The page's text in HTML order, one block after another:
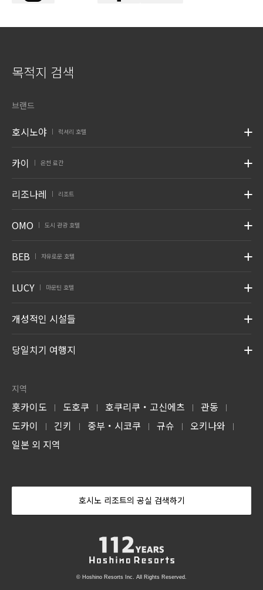
목적지 검색
브랜드
호시노야 럭셔리 호텔
카이 온천 료칸
리조나레 리조트
OMO 도시 관광 호텔
BEB 자유로운 호텔
LUCY 마운틴 호텔
개성적인 시설들
당일치기 여행지
지역
홋카이도 | 도호쿠 | 호쿠리쿠・고신에츠 | 관동 |
도카이 | 긴키 | 중부・시코쿠 | 규슈 | 오키나와 |
일본 외 지역
호시노 리조트의 공실 검색하기
© Hoshino Resorts Inc. All Rights Reserved.